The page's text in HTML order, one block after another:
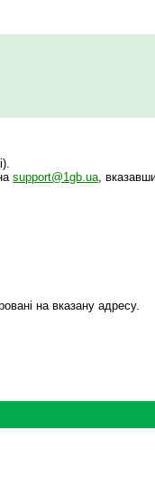
support@1gb.ua,
на вказану адресу.